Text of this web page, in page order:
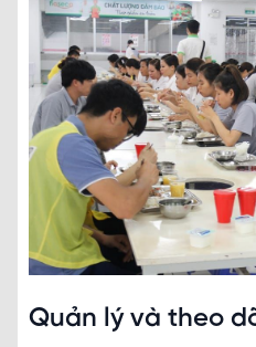
Quản lý và theo